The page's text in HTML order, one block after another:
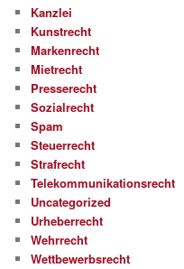
Kanzlei
Kunstrecht
Markenrecht
Mietrecht
Presserecht
Sozialrecht
Spam
Steuerrecht
Strafrecht
Telekommunikationsrecht
Uncategorized
Urheberrecht
Wehrrecht
Wettbewerbsrecht